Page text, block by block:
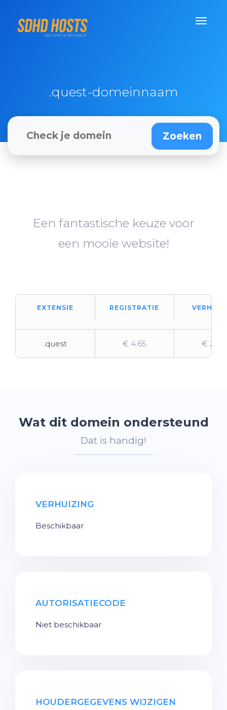
.quest-domeinnaam
Een fantastische keuze voor
een mooie website!
EXTENSIE REGISTRATIE
.quest € 4.65 € 21.91
Wat dit domein ondersteund
Dat is handig!
VERHUIZING
Beschikbaar
AUTORISATIECODE
Niet beschikbaar
HOUDERGEGEVENS WIJZIGEN